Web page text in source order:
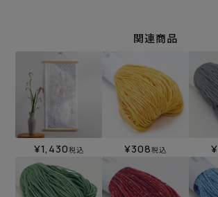
関連商品
¥1,430税込 ¥308税込 ¥